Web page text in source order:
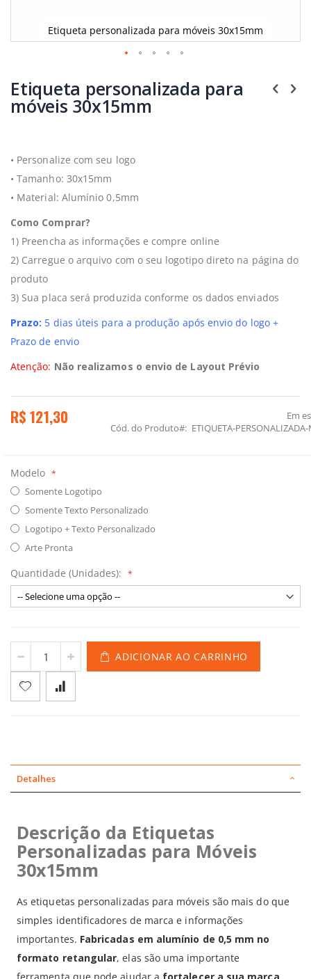
Etiqueta personalizada para móveis 30x15mm
para
o
início
imagens
Etiqueta personalizada para
móveis 30x15mm
• Personalize com seu logo
•Tamanho: 30x15mm
• Material: Alumínio 0,5mm
Como Comprar?
1) Preencha as informações e compre online
2) Carregue o arquivo com o seu logotipo direto na página do
produto
3) Sua placa será produzida conforme os dados enviados
Prazo: 5 dias úteis para a produção após envio do logo +
Prazo de envio
Atenção: Não realizamos o envio de Layout Prévio
R$ 121,30
Em
Cód. do Produto
ETIQUETA-
Modelo
Somente Logotipo
Somente Texto Personalizado
Logotipo + Texto Personalizado
Arte Pronta
Quantidade (Unidades):
ADICIONAR AO CARRINHO
Detalhes
Descrição da Etiquetas
Personalizadas para Móveis
30x15mm
As etiquetas personalizadas para móveis são mais do que
simples identificadores de marca e informações
importantes. Fabricadas em alumínio de 0,5 mm no
formato retangular, elas são uma importante
ferramenta que pode ajudar a fortalecer a sua marca